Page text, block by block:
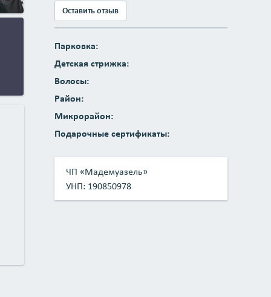
Оставить отзыв
Парковка:
Детская стрижка:
Волосы:
Район:
Микрорайон:
Подарочные сертификаты:
ЧП «Мадемуазель»
УНП: 190850978